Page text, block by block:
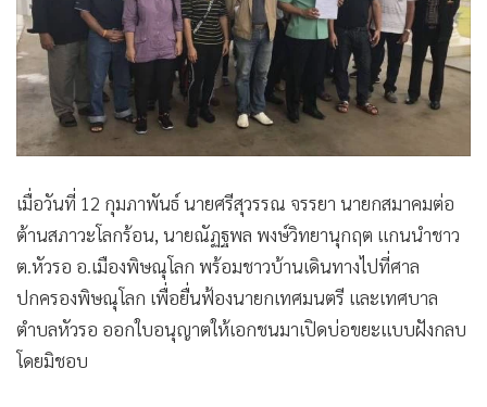
• Gotomanager
เมื่อวันที่ 12 กุมภาพันธ์ นายศรีสุวรรณ จรรยา นายกสมาคมต่อ
ต้านสภาวะโลกร้อน, นายณัฏฐพล พงษ์วิทยานุกฤต แกนนำชาว
ต.หัวรอ อ.เมืองพิษณุโลก พร้อมชาวบ้านเดินทางไปที่ศาล
ปกครองพิษณุโลก เพื่อยื่นฟ้องนายกเทศมนตรี และเทศบาล
ตำบลหัวรอ ออกใบอนุญาตให้เอกชนมาเปิดบ่อขยะแบบฝังกลบ
โดยมิชอบ